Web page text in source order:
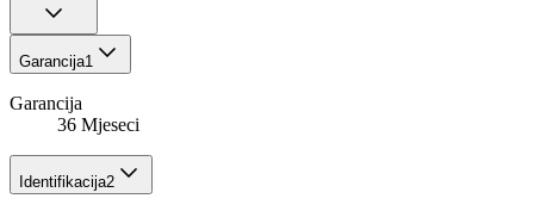
Garancija1
Garancija
36 Mjeseci
Identifikacija2